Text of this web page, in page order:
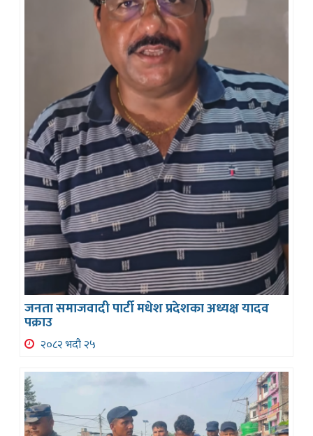
जनता समाजवादी पार्टी मधेश प्रदेशका अध्यक्ष यादव
पक्राउ
२०८२ भदौ २५